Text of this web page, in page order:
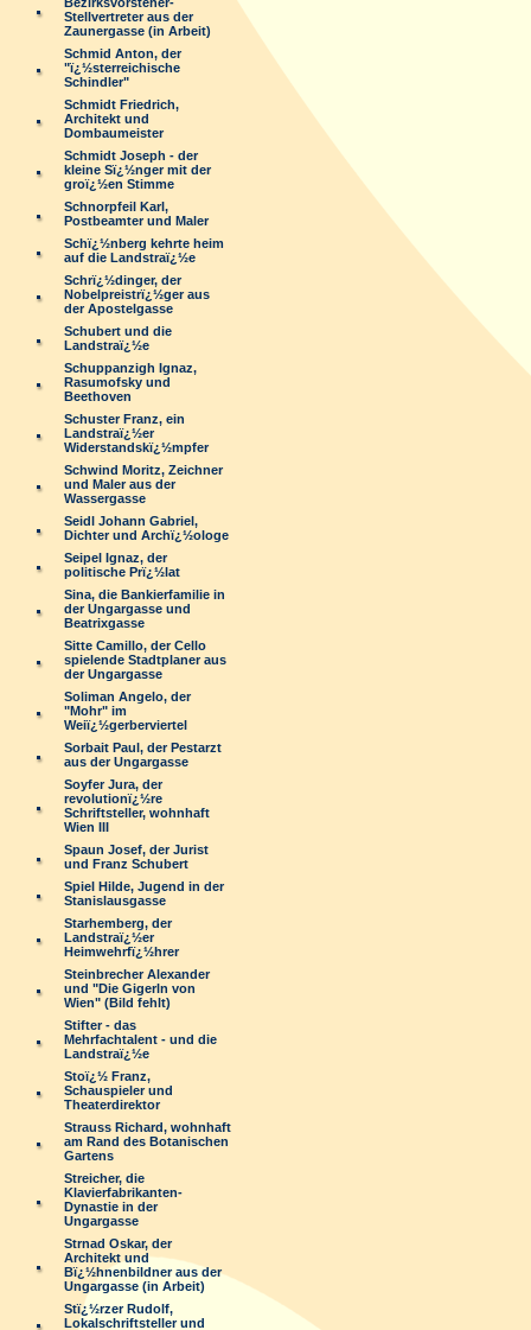
Stellvertreter aus der
Zaunergasse (in Arbeit)
Schmid Anton, der
"ï¿½sterreichische
Schindler"
Schmidt Friedrich,
Architekt und
Dombaumeister
Schmidt Joseph - der
kleine Sï¿½nger mit der
groï¿½en Stimme
Schnorpfeil Karl,
Postbeamter und Maler
Schï¿½nberg kehrte heim
auf die Landstraï¿½e
Schrï¿½dinger, der
Nobelpreistrï¿½ger aus
der Apostelgasse
Schubert und die
Landstraï¿½e
Schuppanzigh Ignaz,
Rasumofsky und
Beethoven
Schuster Franz, ein
Landstraï¿½er
Widerstandskï¿½mpfer
Schwind Moritz, Zeichner
und Maler aus der
Wassergasse
Seidl Johann Gabriel,
Dichter und Archï¿½ologe
Seipel Ignaz, der
politische Prï¿½lat
Sina, die Bankierfamilie in
der Ungargasse und
Beatrixgasse
Sitte Camillo, der Cello
spielende Stadtplaner aus
der Ungargasse
Soliman Angelo, der
"Mohr" im
Weiï¿½gerberviertel
Sorbait Paul, der Pestarzt
aus der Ungargasse
Soyfer Jura, der
revolutionï¿½re
Schriftsteller, wohnhaft
Wien III
Spaun Josef, der Jurist
und Franz Schubert
Spiel Hilde, Jugend in der
Stanislausgasse
Starhemberg, der
Landstraï¿½er
Heimwehrfï¿½hrer
Steinbrecher Alexander
und "Die Gigerln von
Wien" (Bild fehlt)
Stifter - das
Mehrfachtalent - und die
Landstraï¿½e
Stoï¿½ Franz,
Schauspieler und
Theaterdirektor
Strauss Richard, wohnhaft
am Rand des Botanischen
Gartens
Streicher, die
Klavierfabrikanten-
Dynastie in der
Ungargasse
Strnad Oskar, der
Architekt und
Bï¿½hnenbildner aus der
Ungargasse (in Arbeit)
Stï¿½rzer Rudolf,
Lokalschriftsteller und